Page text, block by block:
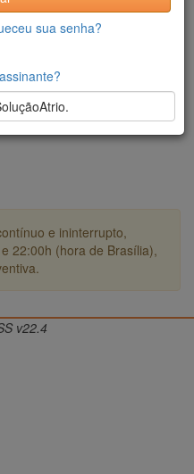
e ininterrupto,
22:00h (hora de Brasília),
sua senha?
v22.4